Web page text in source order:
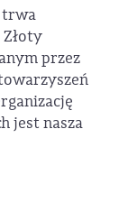
trwa
przez
jest nasza